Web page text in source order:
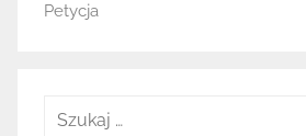
Petycja
Szukaj: